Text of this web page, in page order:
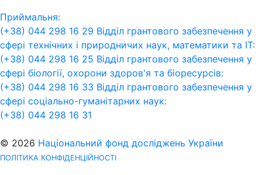
Приймальня:
(+38) 044 298 16 29 Відділ грантового забезпечення у
сфері технічних і природничих наук, математики та ІТ:
(+38) 044 298 16 25 Відділ грантового забезпечення у
сфері біології, охорони здоров'я та біоресурсів:
(+38) 044 298 16 33 Відділ грантового забезпечення у
сфері соціально-гуманітарних наук:
(+38) 044 298 16 31
© 2026 Національний фонд досліджень України
ПОЛІТИКА КОНФІДЕНЦІЙНОСТІ